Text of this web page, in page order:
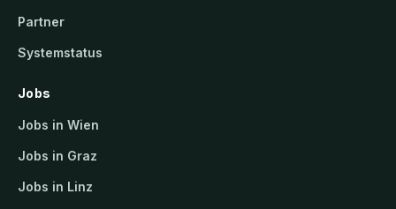
Partner
Systemstatus
Jobs
Jobs in Wien
Jobs in Graz
Jobs in Linz